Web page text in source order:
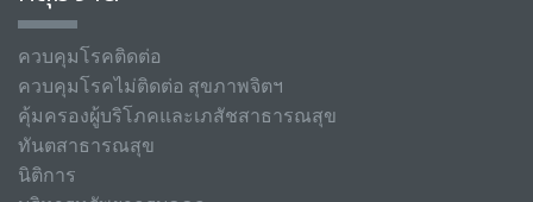
ควบคุมโรคติดต่อ
ควบคุมโรคไม่ติดต่อ สุขภาพจิตฯ
คุ้มครองผู้บริโภคและเภสัชสาธารณสุข
ทันตสาธารณสุข
นิติการ